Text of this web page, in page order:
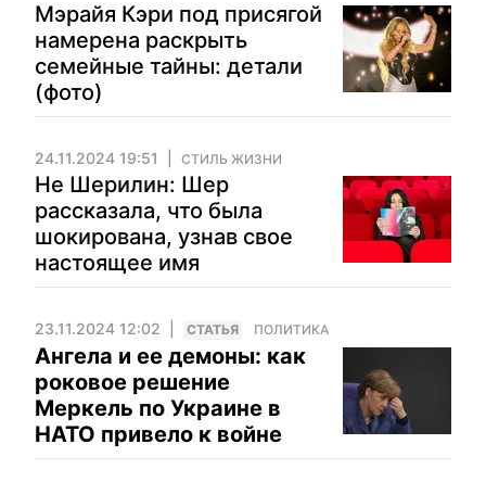
Мэрайя Кэри под присягой
намерена раскрыть
семейные тайны: детали
(фото)
24.11.2024 19:51 СТИЛЬ ЖИЗНИ
Не Шерилин: Шер
рассказала, что была
шокирована, узнав свое
настоящее имя
23.11.2024 12:02 CТАТЬЯ ПОЛИТИКА
Ангела и ее демоны: как
роковое решение
Меркель по Украине в
НАТО привело к войне